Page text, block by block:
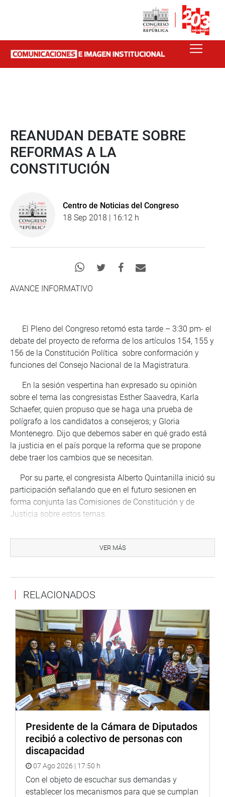
REANUDAN DEBATE SOBRE
REFORMAS A LA
CONSTITUCIÓN
Centro de Noticias del Congreso
18 Sep 2018 | 16:12 h
AVANCE INFORMATIVO
El Pleno del Congreso retomó esta tarde – 3:30 pm- el
debate del proyecto de reforma de los artículos 154, 155 y
156 de la Constitución Política sobre conformación y
funciones del Consejo Nacional de la Magistratura.
En la sesión vespertina han expresado su opiniòn
sobre el tema las congresistas Esther Saavedra, Karla
Schaefer, quien propuso que se haga una prueba de
polígrafo a los candidatos a consejeros; y Gloria
Montenegro. Dijo que debemos saber en qué grado está
la justicia en el país porque la reforma que se propone
debe traer los cambios que se necesitan.
Por su parte, el congresista Alberto Quintanilla inició su
participación señalando que en el futuro sesionen en
forma conjunta las Comisiones de Constitución y de
Justicia sobre estos temas.
mayor paridad entre hombres y mujeres en su aspiración
de llegar a ser integrante del CNM.
PRENSA CONGRESO
VER MÁS
RELACIONADOS
Presidente de la Cámara de Diputados
recibió a colectivo de personas con
discapacidad
07 Ago 2026 | 17:50 h
Con el objeto de escuchar sus demandas y
establecer los mecanismos para que se cumplan